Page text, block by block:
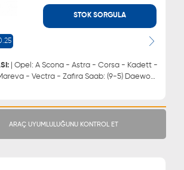
STOK SORGULA
| Opel: A Scona - Astra - Corsa - Kadett -
- Zafıra Saab: (9-5) Daewoo:
21 55
ARAÇ UYUMLULUĞUNU KONTROL ET